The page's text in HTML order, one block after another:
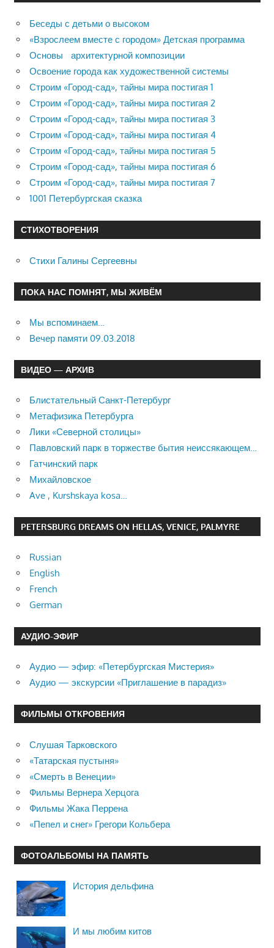
Беседы с детьми о высоком
«Взрослеем вместе с городом» Детская программа
Основы архитектурной композиции
Освоение города как художественной системы
Строим «Город-сад», тайны мира постигая 1
Строим «Город-сад», тайны мира постигая 2
Строим «Город-сад», тайны мира постигая 3
Строим «Город-сад», тайны мира постигая 4
Строим «Город-сад», тайны мира постигая 5
Строим «Город-сад», тайны мира постигая 6
Строим «Город-сад», тайны мира постигая 7
1001 Петербургская сказка
СТИХОТВОРЕНИЯ
Стихи Галины Сергеевны
ПОКА НАС ПОМНЯТ, МЫ ЖИВЁМ
Мы вспоминаем…
Вечер памяти 09.03.2018
ВИДЕО — АРХИВ
Блистательный Санкт-Петербург
Метафизика Петербурга
Лики «Северной столицы»
Павловский парк в торжестве бытия неиссякающем…
Гатчинский парк
Михайловское
Ave , Kurshskaya kosa…
PETERSBURG DREAMS ON HELLAS, VENICE, PALMYRE
Russian
English
French
German
АУДИО-ЭФИР
Аудио — эфир: «Петербургская Мистерия»
Аудио — экскурсии «Приглашение в парадиз»
ФИЛЬМЫ ОТКРОВЕНИЯ
Слушая Тарковского
«Татарская пустыня»
«Смерть в Венеции»
Фильмы Вернера Херцога
Фильмы Жака Перрена
«Пепел и снег» Грегори Кольбера
ФОТОАЛЬБОМЫ НА ПАМЯТЬ
История дельфина
И мы любим китов